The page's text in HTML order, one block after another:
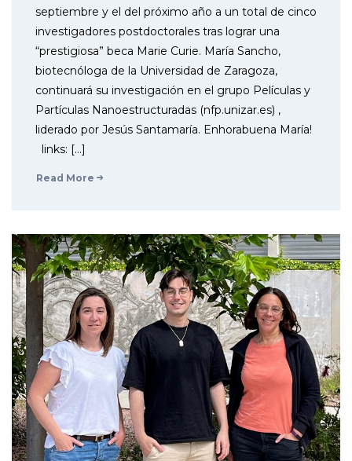
septiembre y el del próximo año a un total de cinco
investigadores postdoctorales tras lograr una
“prestigiosa” beca Marie Curie. María Sancho,
biotecnóloga de la Universidad de Zaragoza,
continuará su investigación en el grupo Películas y
Partículas Nanoestructuradas (nfp.unizar.es) ,
liderado por Jesús Santamaría. Enhorabuena María!
links: […]
Read More